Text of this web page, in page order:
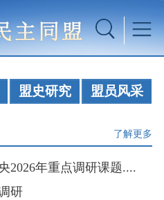
盟史研究 盟员风采
了解更多
2026年重点调研课题....
研